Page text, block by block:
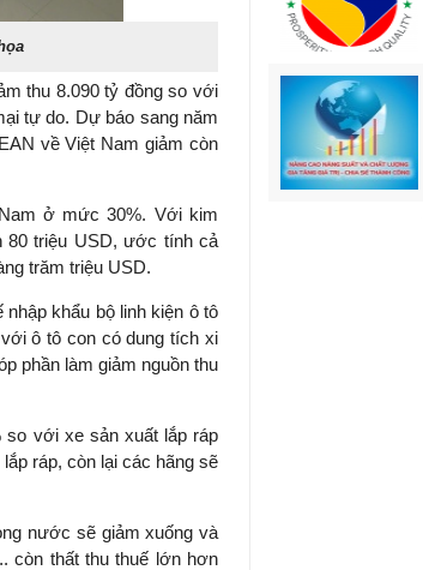
thu 8.090 tỷ đồng so với
tự do. Dự báo sang năm
về Việt Nam giảm còn
ở mức 30%. Với kim
80 triệu USD, ước tính cả
trăm triệu USD.
khẩu bộ linh kiện ô tô
ô tô con có dung tích xi
phần làm giảm nguồn thu
so với xe sản xuất lắp ráp
ráp, còn lại các hãng sẽ
nước sẽ giảm xuống và
còn thất thu thuế lớn hơn